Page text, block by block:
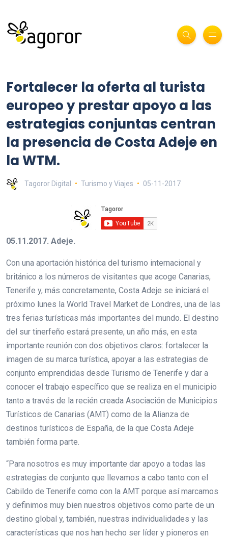
Fortalecer la oferta al turista
europeo y prestar apoyo a las
estrategias conjuntas centran
la presencia de Costa Adeje en
la WTM.
Tagoror Digital Turismo y Viajes 05-11-2017
05.11.2017. Adeje.
Con una aportación histórica del turismo internacional y
británico a los números de visitantes que acoge Canarias,
Tenerife y, más concretamente, Costa Adeje se iniciará el
próximo lunes la World Travel Market de Londres, una de las
tres ferias turísticas más importantes del mundo. El destino
del sur tinerfeño estará presente, un año más, en esta
importante reunión con dos objetivos claros: fortalecer la
imagen de su marca turística, apoyar a las estrategias de
conjunto emprendidas desde Turismo de Tenerife y dar a
conocer el trabajo específico que se realiza en el municipio
tanto a través de la recién creada Asociación de Municipios
Turísticos de Canarias (AMT) como de la Alianza de
destinos turísticos de España, de la que Costa Adeje
también forma parte.
“Para nosotros es muy importante dar apoyo a todas las
estrategias de conjunto que llevamos a cabo tanto con el
Cabildo de Tenerife como con la AMT porque así marcamos
y definimos muy bien nuestros objetivos como parte de un
destino global y, también, nuestras individualidades y las
características que nos han hecho ser líder y pioneros en